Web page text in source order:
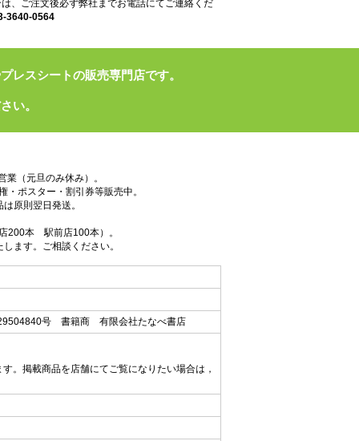
、ご注文後必ず弊社までお電話にてご連絡くだ
3640-0564
レスシートの販売専門店です。
い。
（元旦のみ休み）。
ポスター・割引券等販売中。
原則翌日発送。
200本 駅前店100本）。
ます。ご相談ください。
号 書籍商 有限会社たなべ書店
。掲載商品を店舗にてご覧になりたい場合は，